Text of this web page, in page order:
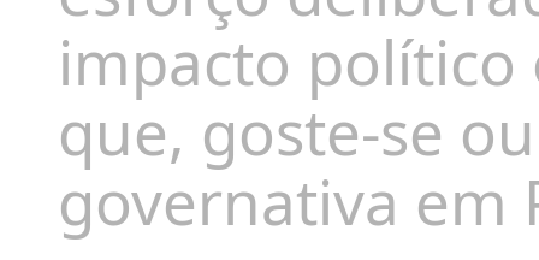
impacto
que, goste-se
governativa em